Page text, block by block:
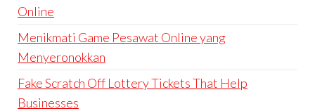
Online
Menikmati Game Pesawat Online yang
Menyeronokkan
Fake Scratch Off Lottery Tickets That Help
Businesses